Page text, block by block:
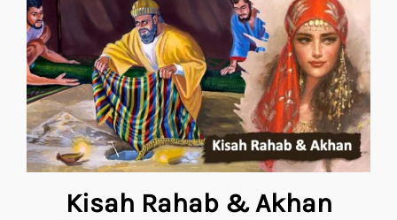
Kisah Rahab & Akhan